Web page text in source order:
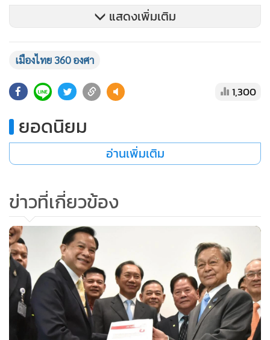
แม้ว่าในความเคลื่อนไหวดังกล่าวนั้น ยังมีความเห็นที่แยกย่อยที่
กลายมาเป็นความเห็นต่างที่คุกคามซึ่งกันและกัน โดยเฉพาะใน
กลุ่มที่อ้างว่า “พวกนักประชาธิปไตย” เมื่อได้เห็นการตอบโต้จาก
นายวัฒนา เมืองสุข จากพรรคเพื่อไทย นายจตุพร พรหมพันธุ์ ที่
แสดงความเห็นแย้งกับท่าทีของพรรคก้าวไกล ในเรื่องการแก้ไข
รัฐธรรมนูญ ที่พรรคเพื่อไทย ยื่นญัตติแก้ไข มาตรา 256 เพื่อให้มี
สภาร่างรัฐธรรมนูญ (ส.ส.ร.) และไม่แตะ หมวดที่ 1 และหมวดที่ 2
เสนอญัตติ และมีท่าทีเคลื่อนไหวให้แก้ไขรายมาตรา โดยเฉพาะ
การ “ปิดสวิตช์ ส.ว.” และเป้าหมายสำคัญก็คือ การอภิปรายและ
แก้ไขในทุกหมวดมาตราในรัฐธรรมนูญ ไม่เว้นในหมวดที่
เกี่ยวข้องกับพระมหากษัตริย์
ความเห็นขัดแย้งที่ว่านี้ ทำให้ทั้ง นายวัฒนา เมืองสุข รวมไปถึง
แกนนำพรรคเพื่อไทยบางคน ได้ออกมาตอบโต้พรรคก้าวไกล
อย่างรุนแรง ในลักษณะที่มองในแบบ “เหลืออด” มีการระบุ
ทำนองว่า “ทำตัวหล่อ” หรือเอาดีเข้าตัวเอาชั่วให้คนอื่น พร้อม
ทั้งระบุในเชิงสงสัยว่า พรรคก้าวไกล มีเจตนาจะแก้ไขรัฐธรรมนูญ
แสดงเพิ่มเติม
เมืองไทย 360 องศา
1,300
ยอดนิยม
อ่านเพิ่มเติม
ข่าวที่เกี่ยวข้อง